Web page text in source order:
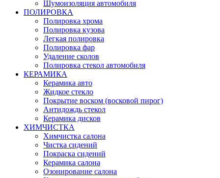
Шумоизоляция автомобиля
ПОЛИРОВКА
Полировка хрома
Полировка кузова
Легкая полировка
Полировка фар
Удаление сколов
Полировка стекол автомобиля
КЕРАМИКА
Керамика авто
Жидкое стекло
Покрытие воском (восковой пирог)
Антидождь стекол
Керамика дисков
ХИМЧИСТКА
Химчистка салона
Чистка сидений
Покраска сидений
Керамика салона
Озонирование салона